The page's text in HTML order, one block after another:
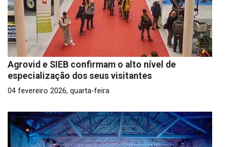
Agrovid e SIEB confirmam o alto nível de
especialização dos seus visitantes
04 fevereiro 2026, quarta-feira